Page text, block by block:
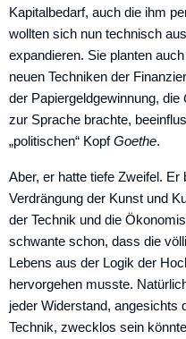
Kapitalbedarf, auch die ihm
wollten sich nun technisch
expandieren. Sie planten
neuen Techniken der
der Papiergeldgewinnung, die
zur Sprache brachte,
„politischen“ KopfGoethe.
Aber, er hatte tiefe Zweifel.
Verdrängung der Kunst und
der Technik und die
schwante schon, dass die
Lebens aus der Logik der
hervorgehen musste.
jeder Widerstand,
Technik, zwecklos sein